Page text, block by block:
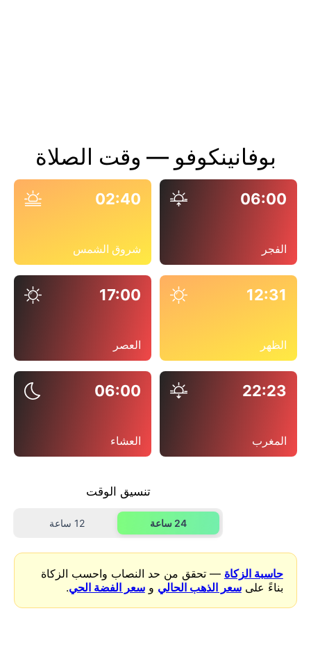
بوفانينكوفو — وقت الصلاة
06:00
الفجر
02:40
شروق الشمس
12:31
الظهر
17:00
العصر
22:23
المغرب
06:00
العشاء
تنسيق الوقت
24 ساعة 12 ساعة
حاسبة الزكاة — تحقق من حد النصاب واحسب الزكاة
بناءً علىسعر الذهب الحالي وسعر الفضة الحي.